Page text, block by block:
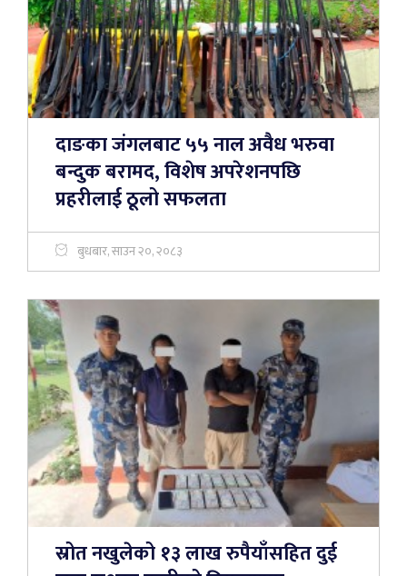
दाङका जंगलबाट ५५ नाल अवैध भरुवा
बन्दुक बरामद, विशेष अपरेशनपछि
प्रहरीलाई ठूलो सफलता
बुधबार, साउन २०, २०८३
स्रोत नखुलेको १३ लाख रुपैयाँसहित दुई